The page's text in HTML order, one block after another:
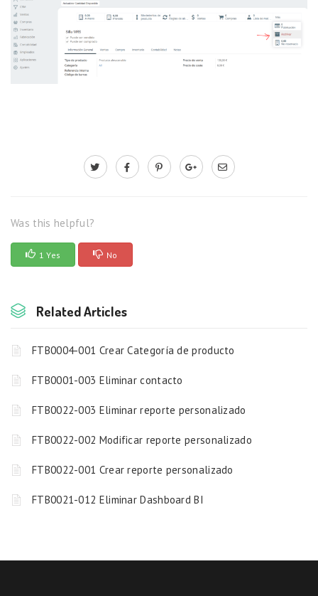
Was this helpful?
1 Yes No
Related Articles
FTB0004-001 Crear Categoría de producto
FTB0001-003 Eliminar contacto
FTB0022-003 Eliminar reporte personalizado
FTB0022-002 Modificar reporte personalizado
FTB0022-001 Crear reporte personalizado
FTB0021-012 Eliminar Dashboard BI